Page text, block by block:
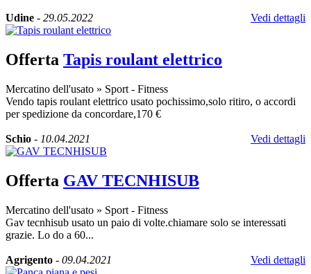
Udine - 29.05.2022 Vedi dettagli
Offerta Tapis roulant elettrico
Mercatino dell'usato » Sport - Fitness
Vendo tapis roulant elettrico usato pochissimo,solo ritiro, o accordi
per spedizione da concordare,170 €
Schio - 10.04.2021 Vedi dettagli
Offerta GAV TECNHISUB
Mercatino dell'usato » Sport - Fitness
Gav tecnhisub usato un paio di volte.chiamare solo se interessati
grazie. Lo do a 60...
Agrigento - 09.04.2021 Vedi dettagli